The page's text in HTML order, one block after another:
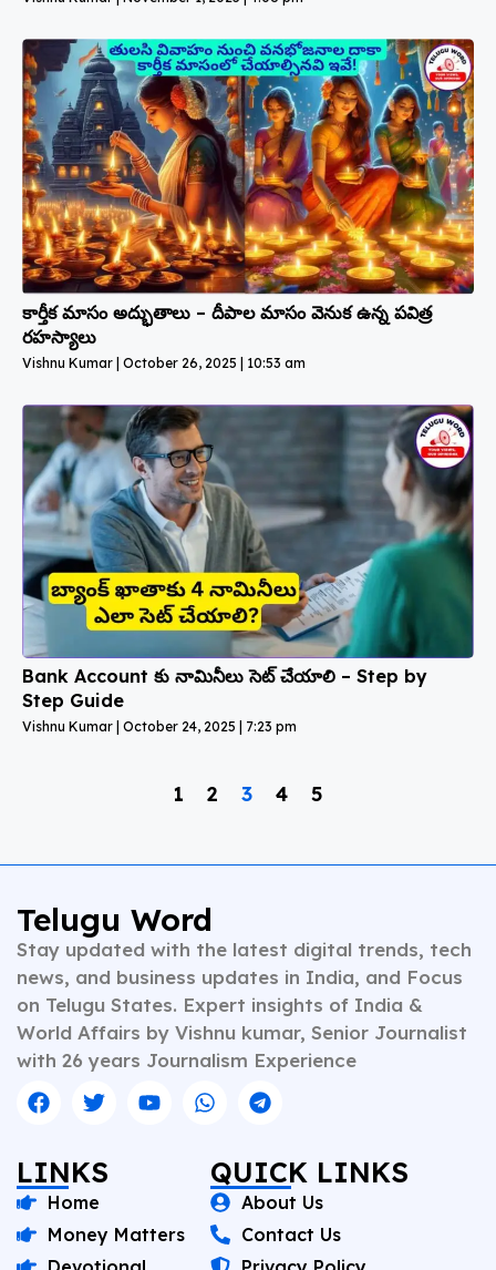
కార్తీక మాసం అద్భుతాలు – దీపాల మాసం వెనుక ఉన్న పవిత్ర
రహస్యాలు
Vishnu Kumar October 26, 2025 10:53 am
Bank Account కు నామినీలు సెట్ చేయాలి – Step by
Step Guide
Vishnu Kumar October 24, 2025 7:23 pm
1 2 3 4 5
Telugu Word
Stay updated with the latest digital trends, tech
news, and business updates in India, and Focus
on Telugu States. Expert insights of India &
World Affairs by Vishnu kumar, Senior Journalist
with 26 years Journalism Experience
LINKS
Home
Money Matters
QUICK LINKS
About Us
Contact Us